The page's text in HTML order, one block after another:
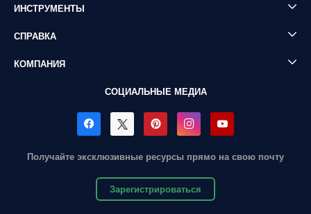
ИНСТРУМЕНТЫ
СПРАВКА
КОМПАНИЯ
СОЦИАЛЬНЫЕ МЕДИА
Получайте эксклюзивные ресурсы прямо на свою почту
Зарегистрироваться